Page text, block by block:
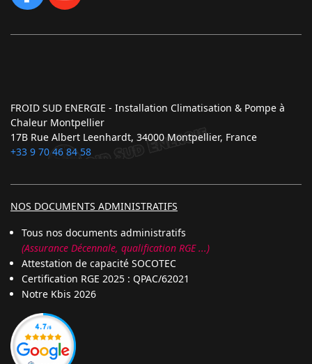
FROID SUD ENERGIE - Installation Climatisation & Pompe à
Chaleur Montpellier
17B Rue Albert Leenhardt, 34000 Montpellier, France
+33 9 70 46 84 58
NOS DOCUMENTS ADMINISTRATIFS
Tous nos documents administratifs
(Assurance Décennale, qualification RGE ...)
Attestation de capacité SOCOTEC
Certification RGE 2025 : QPAC/62021
Notre Kbis 2026